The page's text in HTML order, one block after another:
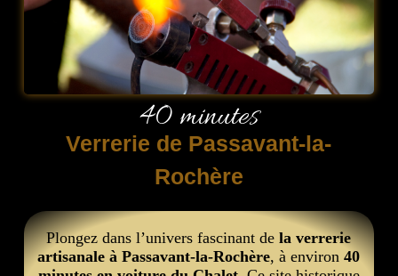
40 minutes
Verrerie de Passavant-la-
Rochère
Plongez dans l’univers fascinant dela verrerie
artisanale à Passavant-la-Rochère, à environ40